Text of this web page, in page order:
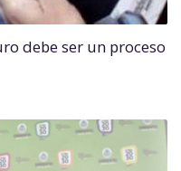
debe ser un proceso